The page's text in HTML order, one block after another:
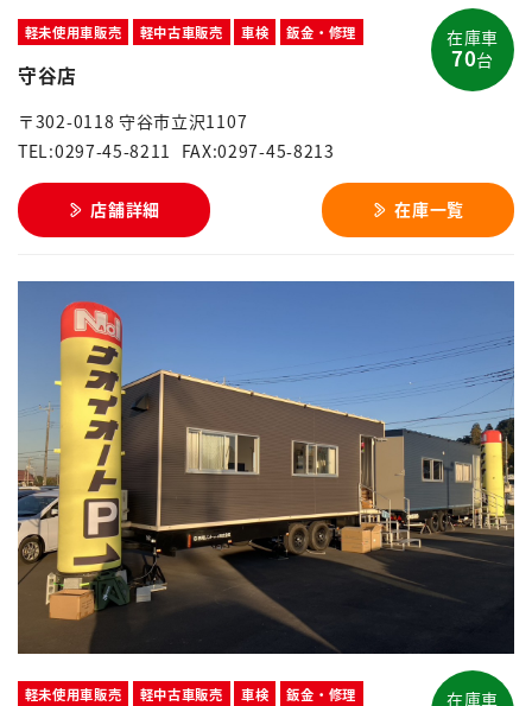
軽未使用車販売 軽中古車販売 車検 鈑金・修理
守谷店
〒302-0118 守谷市立沢1107
TEL:0297-45-8211 FAX:0297-45-8213
店舗詳細 在庫一覧
在庫車
70台
軽未使用車販売 軽中古車販売 車検 鈑金・修理 在庫車